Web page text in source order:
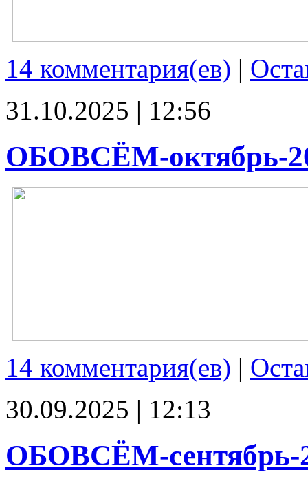
14 комментария(ев) |
31.10.2025 | 12:56
ОБОВСЁМ-октябрь-
14 комментария(ев) |
30.09.2025 | 12:13
ОБОВСЁМ-сентябрь-